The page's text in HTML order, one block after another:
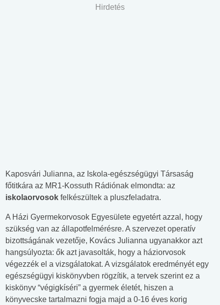
Hirdetés
Kaposvári Julianna, az Iskola-egészségügyi Társaság
főtitkára az MR1-Kossuth Rádiónak elmondta: az
iskolaorvosok felkészültek a pluszfeladatra.
A Házi Gyermekorvosok Egyesülete egyetért azzal, hogy
szükség van az állapotfelmérésre. A szervezet operatív
bizottságának vezetője, Kovács Julianna ugyanakkor azt
hangsúlyozta: ők azt javasolták, hogy a háziorvosok
végezzék el a vizsgálatokat. A vizsgálatok eredményét egy
egészségügyi kiskönyvben rögzítik, a tervek szerint ez a
kiskönyv “végigkíséri” a gyermek életét, hiszen a
könyvecske tartalmazni fogja majd a 0-16 éves korig